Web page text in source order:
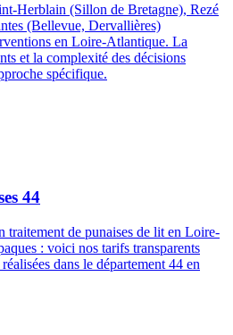
Herblain (Sillon de Bretagne), Rezé
(Bellevue, Dervallières)
en Loire-Atlantique. La
et la complexité des décisions
spécifique.
44
traitement de punaises de lit en Loire-
: voici nos tarifs transparents
dans le département 44 en